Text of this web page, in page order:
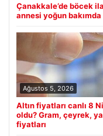
Çanakkale’de böcek
annesi yoğun bakımda
Ağustos 5, 2026
Altın fiyatları canlı 8
oldu? Gram, çeyrek,
fiyatları